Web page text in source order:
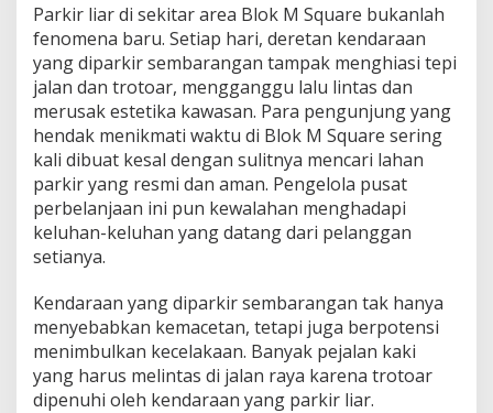
Parkir liar di sekitar area Blok M Square bukanlah
fenomena baru. Setiap hari, deretan kendaraan
yang diparkir sembarangan tampak menghiasi tepi
jalan dan trotoar, mengganggu lalu lintas dan
merusak estetika kawasan. Para pengunjung yang
hendak menikmati waktu di Blok M Square sering
kali dibuat kesal dengan sulitnya mencari lahan
parkir yang resmi dan aman. Pengelola pusat
perbelanjaan ini pun kewalahan menghadapi
keluhan-keluhan yang datang dari pelanggan
setianya.
Kendaraan yang diparkir sembarangan tak hanya
menyebabkan kemacetan, tetapi juga berpotensi
menimbulkan kecelakaan. Banyak pejalan kaki
yang harus melintas di jalan raya karena trotoar
dipenuhi oleh kendaraan yang parkir liar.